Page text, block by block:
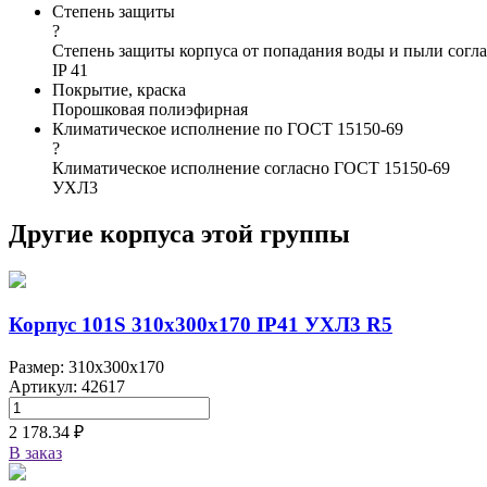
Степень защиты
?
Степень защиты корпуса от попадания воды и пыли
IP 41
Покрытие, краска
Порошковая полиэфирная
Климатическое исполнение по ГОСТ 15150-69
?
Климатическое исполнение согласно ГОСТ 15150-69
УХЛ3
Другие корпуса этой группы
Корпус 101S 310х300х170 IP41 УХЛ3 R5
Размер: 310x300x170
Артикул: 42617
2 178.34 ₽
В заказ